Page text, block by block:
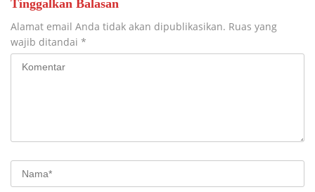
Tinggalkan Balasan
Alamat email Anda tidak akan dipublikasikan. Ruas yang
wajib ditandai *